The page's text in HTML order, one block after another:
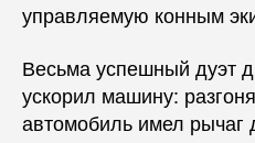
управляемую конным
Весьма успешный дуэт
ускорил машину:
автомобиль имел рычаг